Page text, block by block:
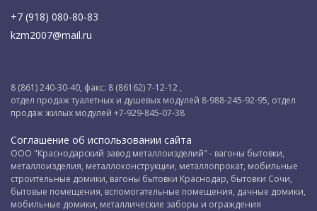
+7 (918) 080-80-83
kzm2007@mail.ru
8 (861) 240-30-40, факс: 8 (86162) 7-12-12 ,
отдел продаж туалетных и душевых модулей 8-988-245-92-95, отдел
продаж жилых модулей +7-929-845-07-38
Соглашение об использовании сайта
ООО "Краснодарский завод металлоизделий" - вагоны бытовки,
металлоизделия, металлоконструкции, металлопрокат, мобильные
строительные домики, вагоны бытовки Краснодар, бытовки Сочи,
бытовые помещения, вспомогательные помещения, дачные домики,
мобильные домики, металлические заборы и ограждения